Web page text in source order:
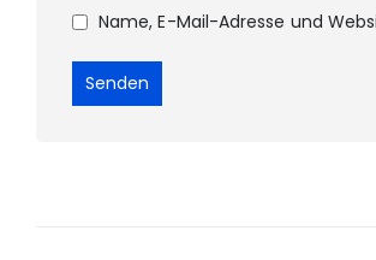
Name, E-Mail-Adresse und